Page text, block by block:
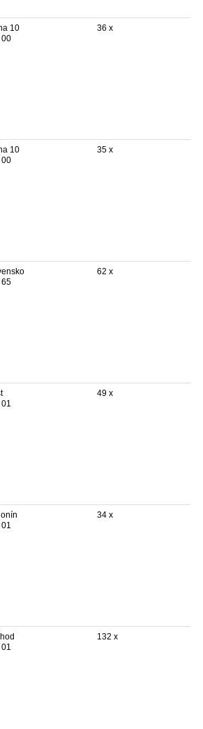
10
00
36 x
10
00
35 x
65
62 x
49 x
34 x
132 x